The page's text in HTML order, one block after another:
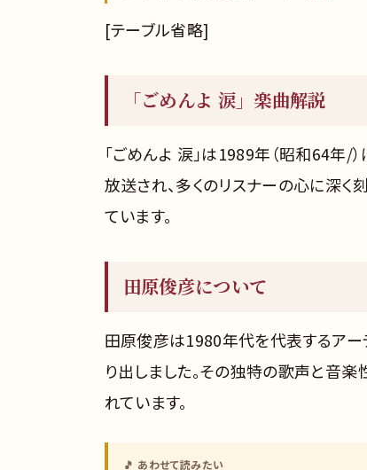
[テーブル省略]
「ごめんよ 涙」楽曲解説
「ごめんよ 涙」は1989年（昭和64年/
放送され、多くのリスナーの心に深く
ています。
田原俊彦について
田原俊彦は1980年代を代表するアー
り出しました。その独特の歌声と音
れています。
🎵 あわせて読みたい